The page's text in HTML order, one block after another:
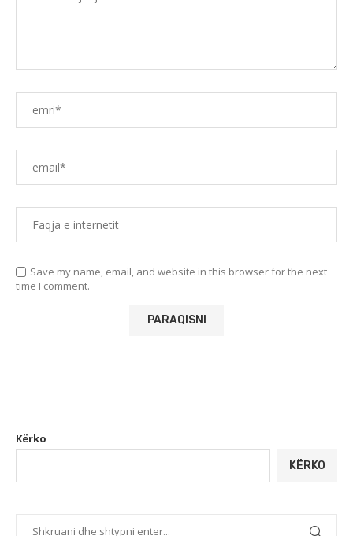
Save my name, email, and website in this browser for the next
time I comment.
Kërko
KËRKO